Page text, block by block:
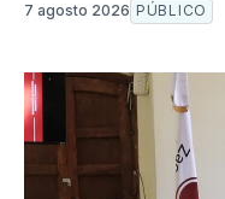
7 agosto 2026 PÚBLICO